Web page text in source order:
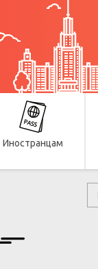
Иностранцам